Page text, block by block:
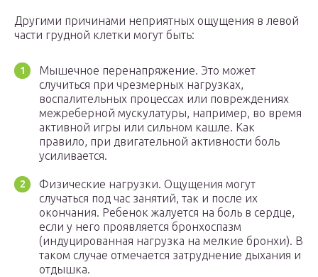
Другими причинами неприятных ощущения в левой
части грудной клетки могут быть:
Мышечное перенапряжение. Это может
случиться при чрезмерных нагрузках,
воспалительных процессах или повреждениях
межреберной мускулатуры, например, во время
активной игры или сильном кашле. Как
правило, при двигательной активности боль
усиливается.
Физические нагрузки. Ощущения могут
случаться под час занятий, так и после их
окончания. Ребенок жалуется на боль в сердце,
если у него проявляется бронхоспазм
(индуцированная нагрузка на мелкие бронхи). В
таком случае отмечается затруднение дыхания и
отдышка.